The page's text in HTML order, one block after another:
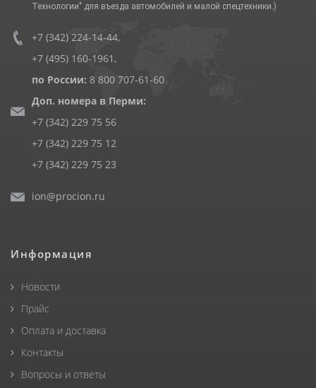
Технологии" для въезда автомобилей и малой спецтехники.)
+7 (342) 224-14-44,
+7 (495) 160-1961 ,
по России: 8 800 707-61-60
Доп. номера в Перми:
+7 (342) 229 75 56
+7 (342) 229 75 12
+7 (342) 229 75 23
ion@procion.ru
Информация
Новости
Прайс
Оплата и доставка
Контакты
Вопросы и ответы